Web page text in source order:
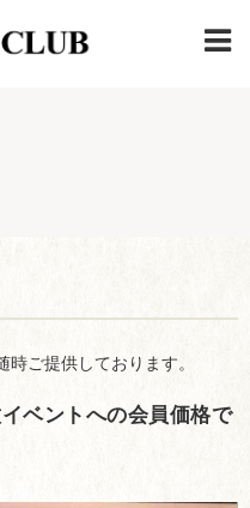
ご提供しております。
ベントへの会員価格で